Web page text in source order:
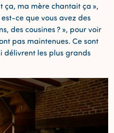
ça, ma mère chantait ça »,
ce que vous avez des
des cousines ? », pour voir
pas maintenues. Ce sont
délivrent les plus grands